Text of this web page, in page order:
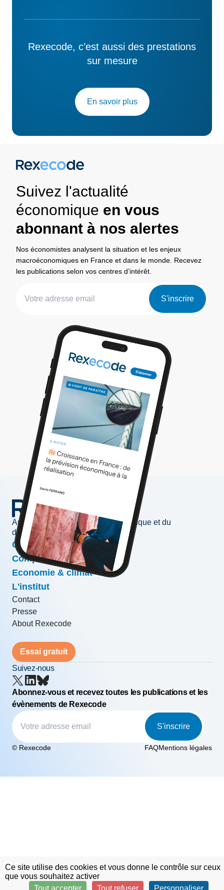
Rexecode, c’est aussi des prestations
sur mesure
En savoir plus
Suivez l'actualité
économique en vous
abonnant à nos alertes
Nos économistes analysent la situation et les enjeux
macroéconomiques en France et dans le monde. Recevez
les publications selon vos centres d’intérêt.
S'inscrire
Au service de l'information économique et du
développement des entreprises
Conjoncture & prévisions
Compétitivité & croissance
Economie & climat
L'institut
Contact
Presse
About Rexecode
Essai gratuit
Suivez-nous
Abonnez-vous et recevez toutes les publications et les
évènements de Rexecode
S'inscrire
© Rexecode FAQMentions légales
Ce site utilise des cookies et vous donne le contrôle sur ceux
que vous souhaitez activer
Tout accepter
Tout refuser Personnaliser